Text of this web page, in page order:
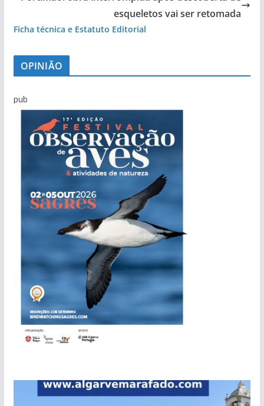
esqueletos vai ser retomada
Ficha técnica e Estatuto Editorial
OPINIÃO
pub